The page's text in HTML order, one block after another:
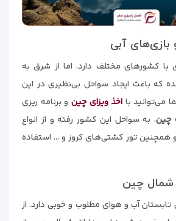
بازی‌های آبی
با کشورهای مختلف دارد، اما از شرق به
که باعث ایجاد سواحل بی‌نظیری در این
با اخذ ویزای چین و برنامه ریزی
چین، به سواحل این کشور رفته و از انواع
و همچنین تور کشتی‌های کروز و … استفاده
شمال چین
آب و هوای مطلوب و خوبی دارد. از